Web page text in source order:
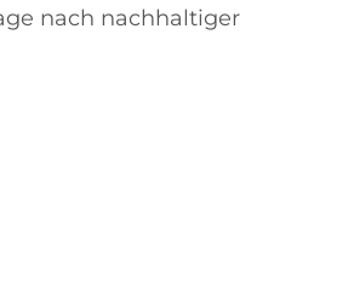
nach nachhaltiger